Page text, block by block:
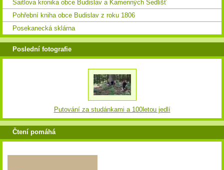
Saitlova kronika obce Budislav a Kamenných Sedlišť
Pohřební kniha obce Budislav z roku 1806
Posekanecká sklárna
Poslední fotografie
Putování za studánkami a 100letou jedlí
Čtení pomáhá